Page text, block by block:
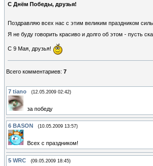
С Днём Победы, друзья!
Поздравляю всех нас с этим великим праздником
Я не буду говорить красиво и долго об этом - пусть
С 9 Мая, друзья!
Всего комментариев: 7
7 tiano (12.05.2009 02:42)
за победу
6 BASON (10.05.2009 13:57)
Всех с праздником!
5 WRC (09.05.2009 18:45)